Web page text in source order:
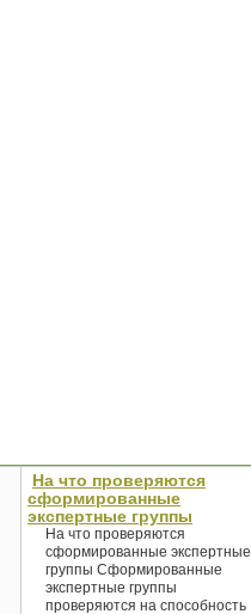
На что проверяются
сформированные
экспертные группы
На что проверяются
сформированные экспертные
группы Сформированные
экспертные группы
проверяются на способность